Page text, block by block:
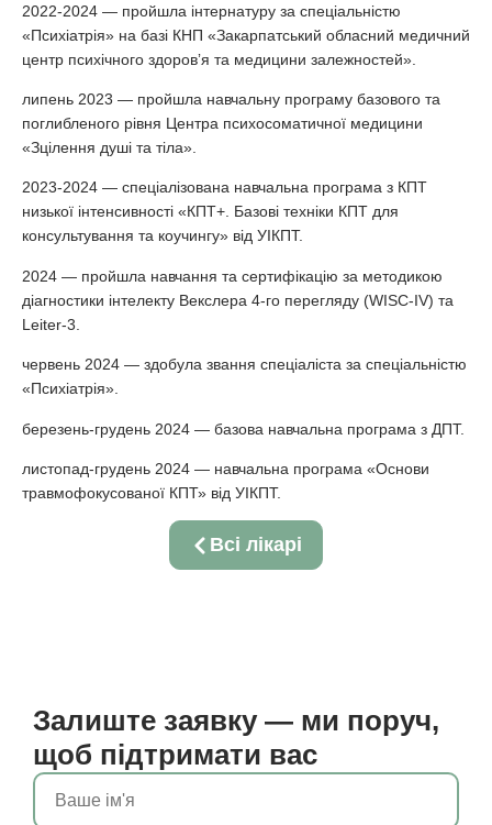
2022-2024 — пройшла інтернатуру за спеціальністю
«Психіатрія» на базі КНП «Закарпатський обласний медичний
центр психічного здоровʼя та медицини залежностей».
липень 2023 — пройшла навчальну програму базового та
поглибленого рівня Центра психосоматичної медицини
«Зцілення душі та тіла».
2023-2024 — спеціалізована навчальна програма з КПТ
низької інтенсивності «КПТ+. Базові техніки КПТ для
консультування та коучингу» від УІКПТ.
2024 — пройшла навчання та сертифікацію за методикою
діагностики інтелекту Векслера 4-го перегляду (WISC-IV) та
Leiter-3.
червень 2024 — здобула звання спеціаліста за спеціальністю
«Психіатрія».
березень-грудень 2024 — базова навчальна програма з ДПТ.
листопад-грудень 2024 — навчальна програма «Основи
травмофокусованої КПТ» від УІКПТ.
Всі лікарі
Залиште заявку — ми поруч,
щоб підтримати вас